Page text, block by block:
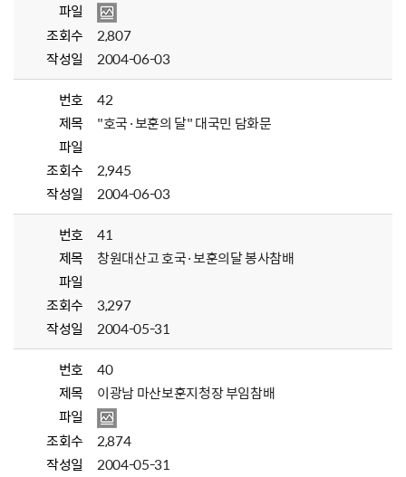
파일
조회수
2,807
작성일
2004-06-03
번호
42
제목
"호국·보훈의 달" 대국민 담화문
파일
조회수
2,945
작성일
2004-06-03
번호
41
제목
창원대산고 호국·보훈의달 봉사참배
파일
조회수
3,297
작성일
2004-05-31
번호
40
제목
이광남 마산보훈지청장 부임참배
파일
조회수
2,874
작성일
2004-05-31